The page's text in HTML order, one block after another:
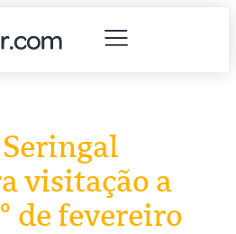
visitação a
de fevereiro